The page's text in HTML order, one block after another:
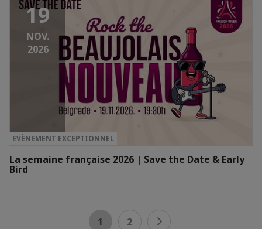
19
NOV.
2026
EVÈNEMENT EXCEPTIONNEL
La semaine française 2026 | Save the Date & Early
Bird
1 2